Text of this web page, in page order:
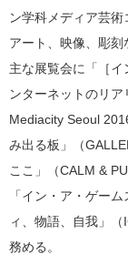
ン学科メディア芸
アート、映像、彫刻
主な展覧会に「［
ンターネットのリ
Mediacity Seoul
み出る板」（
ここ」（CALM &
「イン・ア・ゲー
ィ、物語、自我」
務める。